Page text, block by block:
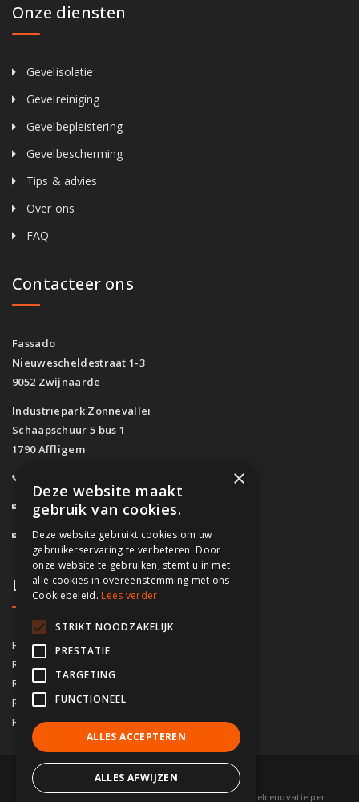
Onze diensten
Gevelisolatie
Gevelreiniging
Gevelbepleistering
Gevelbescherming
Tips & advies
Over ons
FAQ
Contacteer ons
Fassado
Nieuwescheldestraat 1-3
9052 Zwijnaarde
Industriepark Zonnevallei
Schaapschuur 5 bus 1
1790 Affligem
info@fassado.be
BTW: BE 0700.617.934
Lokaal contact
Regio Antwerpen
Regio Brussel
Regio Gent 09/283.15.10
Regio Brugge 050/76.00.21
Regio Kortrijk 056/92.10.73
© 2026 Fassado |Voorwaarden|Sitemap Gevelrenovatie per
×
Deze website maakt
gebruik van cookies.
Deze website gebruikt cookies om uw
gebruikerservaring te verbeteren. Door
onze website te gebruiken, stemt u in met
alle cookies in overeenstemming met ons
Cookiebeleid. Lees verder
STRIKT NOODZAKELIJK
PRESTATIE
TARGETING
FUNCTIONEEL
ALLES ACCEPTEREN
ALLES AFWIJZEN